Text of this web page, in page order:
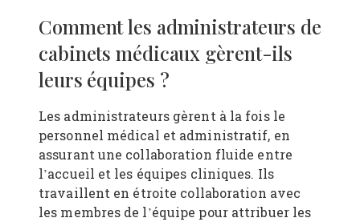
Comment les administrateurs de
cabinets médicaux gèrent-ils
leurs équipes ?
Les administrateurs gèrent à la fois le
personnel médical et administratif, en
assurant une collaboration fluide entre
l’accueil et les équipes cliniques. Ils
travaillent en étroite collaboration avec
les membres de l’équipe pour attribuer les